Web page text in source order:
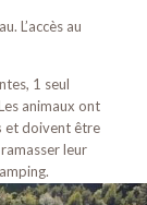
L’accès au
1 seul
animaux ont
et doivent être
leur